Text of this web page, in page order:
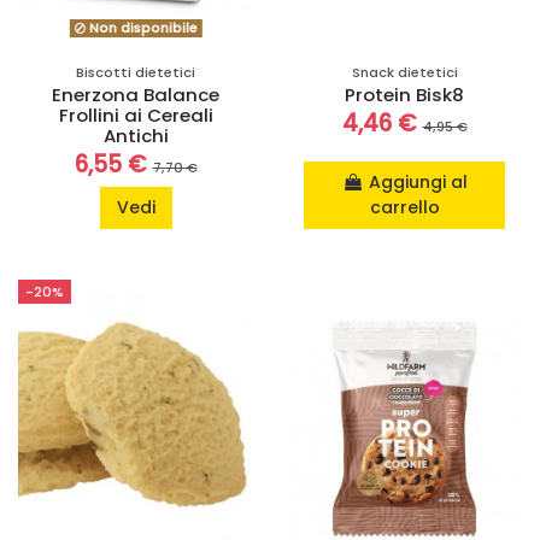
Non disponibile
Biscotti dietetici
Enerzona Balance
Frollini ai Cereali
Antichi
6,55 €7,70 €
Vedi
Snack dietetici
Protein Bisk8
4,46 €4,95 €
Aggiungi al
carrello
-20%